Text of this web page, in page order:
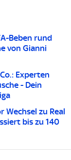
Beben rund
von Gianni
Experten
- Dein
Wechsel zu Real
bis zu 140